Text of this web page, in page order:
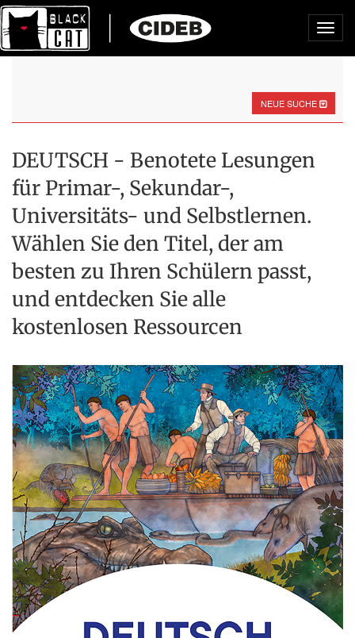
NEUE SUCHE
DEUTSCH - Benotete Lesungen
für Primar-, Sekundar-,
Universitäts- und Selbstlernen.
Wählen Sie den Titel, der am
besten zu Ihren Schülern passt,
und entdecken Sie alle
kostenlosen Ressourcen